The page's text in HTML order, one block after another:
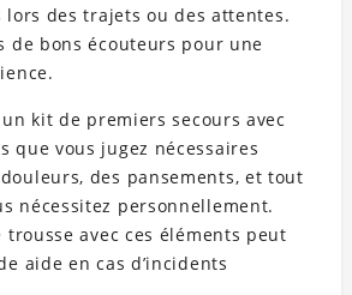
lors des trajets ou des attentes.
de bons écouteurs pour une
kit de premiers secours avec
que vous jugez nécessaires
des pansements, et tout
nécessitez personnellement.
avec ces éléments peut
aide en cas d’incidents